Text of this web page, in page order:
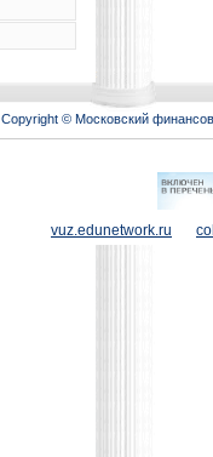
Copyright © Московский
vuz.edunetwork.ru